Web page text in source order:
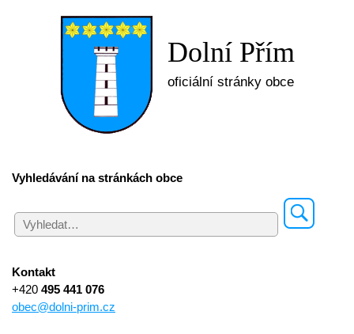
Dolní Přím
oficiální stránky obce
Vyhledávání na stránkách obce
Kontakt
+420 495 441 076
obec@dolni-prim.cz